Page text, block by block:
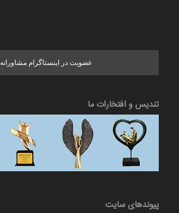
عضویت در اینستاگرام مشاورانه
تندیس و افتخارات ما
پیوندهای سایت